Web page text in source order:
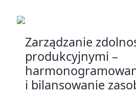
Zarządzanie
produkcyjnymi –
i bilansowanie